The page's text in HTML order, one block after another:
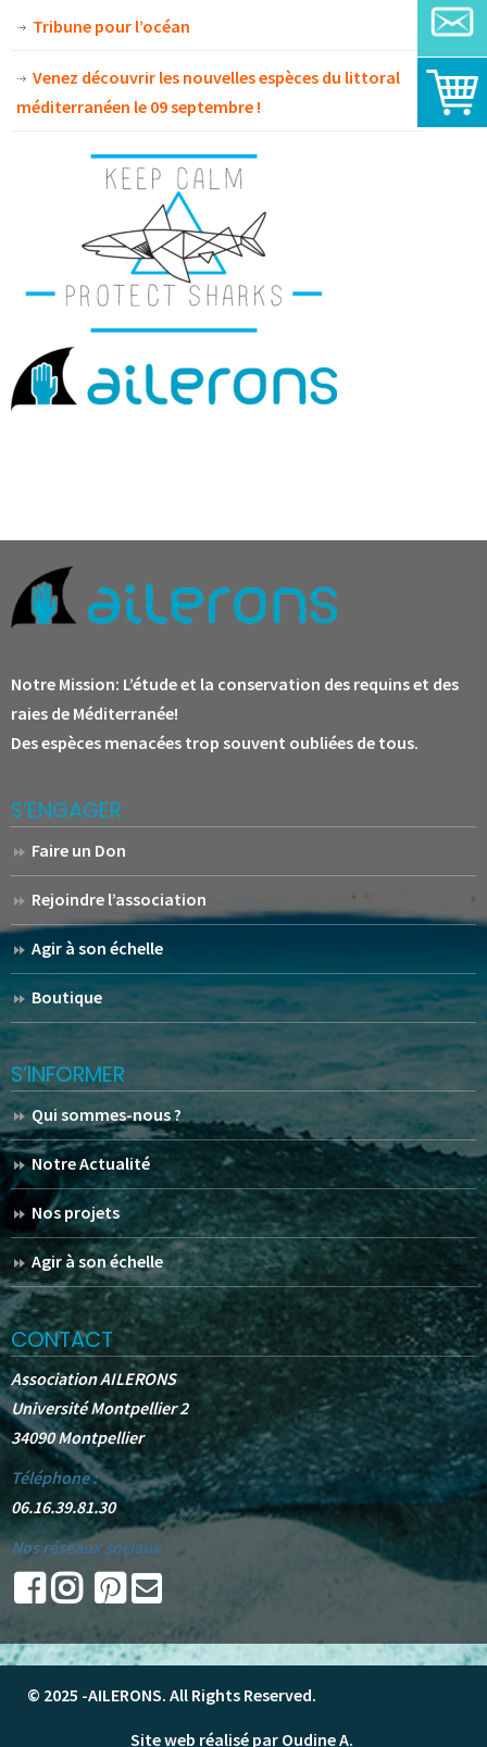
Tribune pour l’océan
Venez découvrir les nouvelles espèces du littoral
méditerranéen le 09 septembre !
Notre Mission: L’étude et la conservation des requins et des
raies de Méditerranée!
Des espèces menacées trop souvent oubliées de tous.
S’ENGAGER
Faire un Don
Rejoindre l’association
Agir à son échelle
Boutique
S’INFORMER
Qui sommes-nous ?
Notre Actualité
Nos projets
Agir à son échelle
CONTACT
Association AILERONS
Université Montpellier 2
34090 Montpellier
Téléphone :
06.16.39.81.30
Nos réseaux sociaux :
© 2025 -AILERONS. All Rights Reserved.
Site web réalisé par Oudine A.